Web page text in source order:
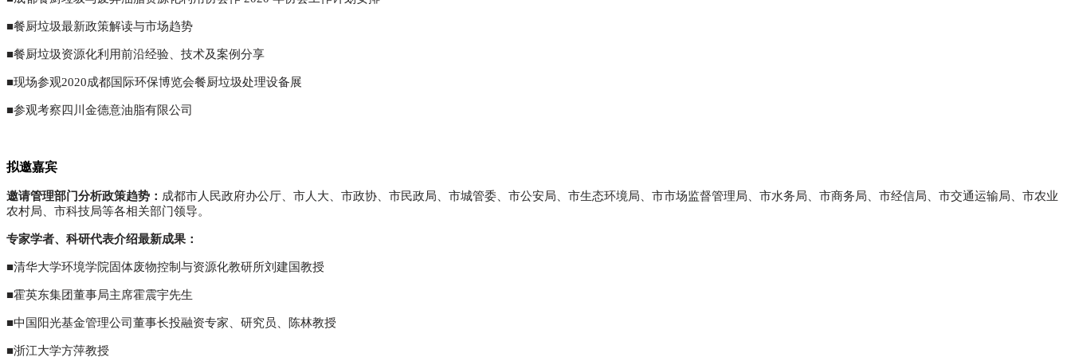
■餐厨垃圾最新政策解读与市场趋势
■餐厨垃圾资源化利用前沿经验、技术及案例分享
■现场参观2020成都国际环保博览会餐厨垃圾处理设备展
■参观考察四川金德意油脂有限公司
拟邀嘉宾
邀请管理部门分析政策趋势： 成都市人民政府办公厅、市人大、市政协、市民政局、市城管委、市公安局、市生态环境局、市市场监督管理局、市水务局、市商务局、市经信局、市交通运输局、市农业
农村局、市科技局等各相关部门领导。
专家学者、科研代表介绍最新成果：
■清华大学环境学院固体废物控制与资源化教研所刘建国教授
■霍英东集团董事局主席霍震宇先生
■中国阳光基金管理公司董事长投融资专家、研究员、陈林教授
■浙江大学方萍教授